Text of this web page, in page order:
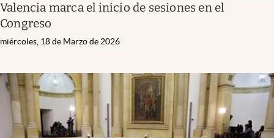
Valencia marca el inicio de sesiones en el
Congreso
miércoles, 18 de Marzo de 2026